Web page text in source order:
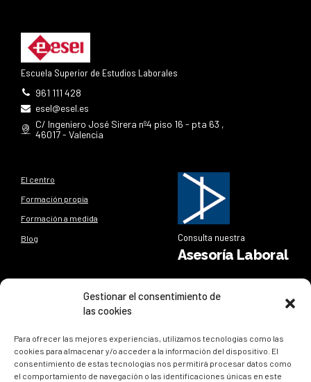
Gestionar el consentimiento de
las cookies
Para ofrecer las mejores experiencias, utilizamos tecnologías como las
cookies para almacenar y/o acceder a la información del dispositivo. El
consentimiento de estas tecnologías nos permitirá procesar datos como
el comportamiento de navegación o las identificaciones únicas en este
Escuela Superior de Estudios Laborales
961 111 428
esel@esel.es
C/ Ingeniero José Sirera nº4 piso 16 - pta 63 ,
46017 - Valencia
El centro
Formación propia
Formación a medida
Blog Consulta nuestra
Asesoría Laboral
que sucede enESEL